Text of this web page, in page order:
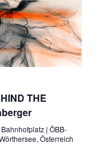
THE
Bahnhofplatz | ÖBB-
Österreich